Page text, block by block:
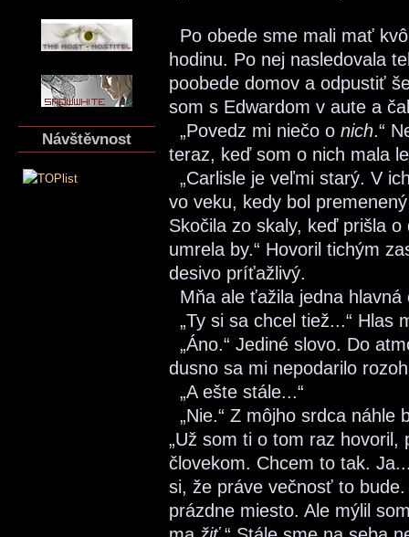
Návštěvnost
Po obede sme mali mať
hodinu. Po nej nasledovala
poobede domov a odpustiť
som s Edwardom v aute a
„Povedz mi niečo o nich.“
teraz, keď som o nich mala
„Carlisle je veľmi starý. V
vo veku, kedy bol
Skočila zo skaly, keď prišla
umrela by.“ Hovoril tichým
desivo príťažlivý.
Mňa ale ťažila jedna hlavná
„Ty si sa chcel tiež...“ Hlas
„Áno.“ Jediné slovo. Do
dusno sa mi nepodarilo
„A ešte stále...“
„Nie.“ Z môjho srdca náhle
„Už som ti o tom raz
človekom. Chcem to tak.
si, že práve večnosť to
prázdne miesto. Ale mýlil